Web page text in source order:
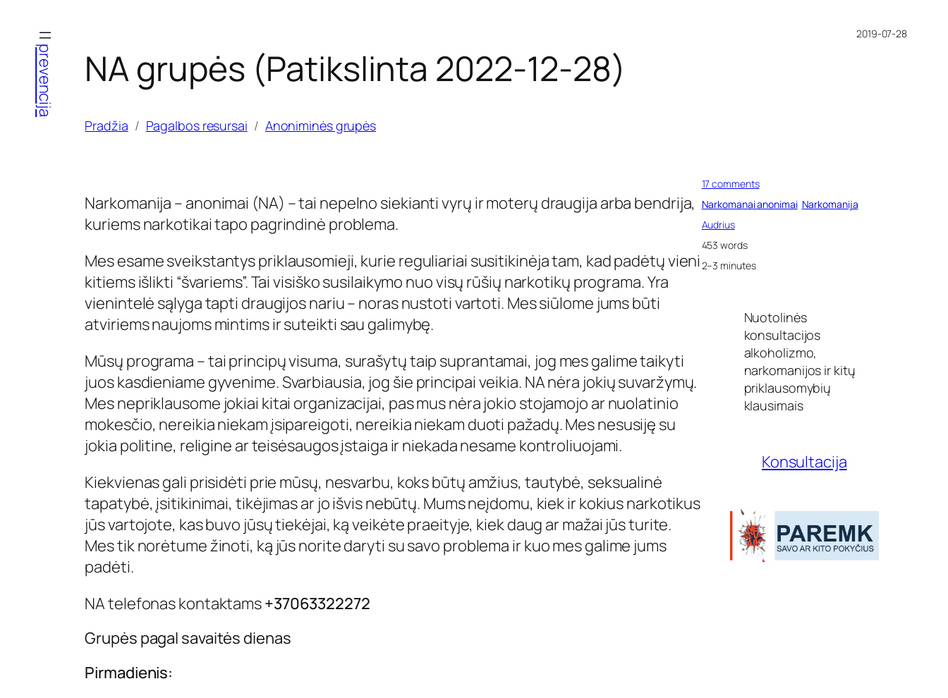
turinio
prevencija NA grupės (Patikslinta 2022-12-28)
2019-07-28
Pradžia Pagalbos resursai Anoniminės grupės
Narkomanija – anonimai (NA) – tai nepelno siekianti vyrų ir moterų draugija arba bendrija,
kuriems narkotikai tapo pagrindinė problema.
Mes esame sveikstantys priklausomieji, kurie reguliariai susitikinėja tam, kad padėtų vieni
kitiems išlikti “švariems”. Tai visiško susilaikymo nuo visų rūšių narkotikų programa. Yra
vienintelė sąlyga tapti draugijos nariu – noras nustoti vartoti. Mes siūlome jums būti
atviriems naujoms mintims ir suteikti sau galimybę.
Mūsų programa – tai principų visuma, surašytų taip suprantamai, jog mes galime taikyti
juos kasdieniame gyvenime. Svarbiausia, jog šie principai veikia. NA nėra jokių suvaržymų.
Mes nepriklausome jokiai kitai organizacijai, pas mus nėra jokio stojamojo ar nuolatinio
mokesčio, nereikia niekam įsipareigoti, nereikia niekam duoti pažadų. Mes nesusiję su
jokia politine, religine ar teisėsaugos įstaiga ir niekada nesame kontroliuojami.
Kiekvienas gali prisidėti prie mūsų, nesvarbu, koks būtų amžius, tautybė, seksualinė
tapatybė, įsitikinimai, tikėjimas ar jo išvis nebūtų. Mums neįdomu, kiek ir kokius narkotikus
jūs vartojote, kas buvo jūsų tiekėjai, ką veikėte praeityje, kiek daug ar mažai jūs turite.
Mes tik norėtume žinoti, ką jūs norite daryti su savo problema ir kuo mes galime jums
padėti.
NA telefonas kontaktams+37063322272
Grupės pagal savaitės dienas
Pirmadienis:
17 commentso
N
(
P
a
t
i
k
l
a
2
-
1
2
Narkomanai anonimai Narkomanija
Audrius
453 words
2–3 minutes
Nuotolinės
konsultacijos
alkoholizmo,
narkomanijos ir kitų
priklausomybių
klausimais
Konsultacija